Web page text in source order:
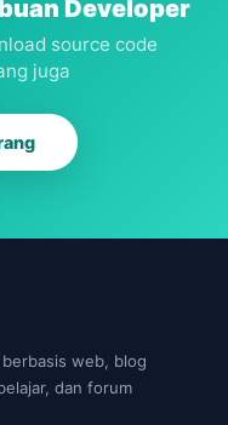
Developer
source code
juga
web, blog
dan forum